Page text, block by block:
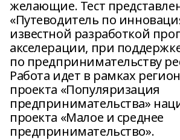
желающие. Тест
«Путеводитель по
известной разработкой
акселерации, при
по предпринимательству
Работа идет в рамках
проекта «Популяризация
предпринимательства»
проекта «Малое и среднее
предпринимательство».